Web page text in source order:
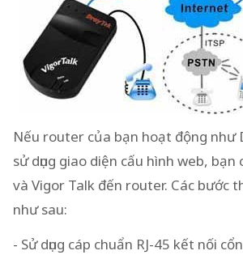
Nếu router của bạn hoạt động như
sử dụng giao diện cấu hình web, bạn
và Vigor Talk đến router. Các bước
như sau:
- Sử dụng cáp chuẩn RJ-45 kết nối